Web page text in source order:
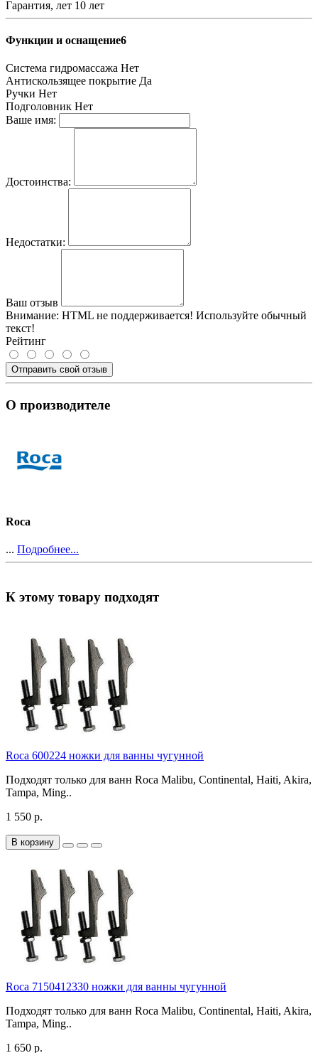
Гарантия, лет 10 лет
Функции и оснащение6
Система гидромассажа Нет
Антискользящее покрытие Да
Ручки Нет
Подголовник Нет
Ваше имя:
Достоинства:
Недостатки:
Ваш отзыв
Внимание: HTML не поддерживается! Используйте обычный
текст!
Рейтинг
Отправить свой отзыв
О производителе
Roca
... Подробнее...
К этому товару подходят
Roca 600224 ножки для ванны чугунной
Подходят только для ванн Roca Malibu, Continental, Haiti, Akira,
Tampa, Ming..
1 550 р.
В корзину
Roca 7150412330 ножки для ванны чугунной
Подходят только для ванн Roca Malibu, Continental, Haiti, Akira,
Tampa, Ming..
1 650 р.